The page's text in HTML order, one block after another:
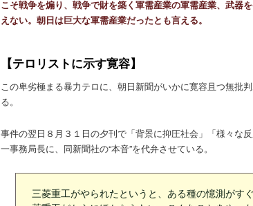
こそ戦争を煽り、戦争で財を築く軍需産業の軍需産業、武器
えない。朝日は巨大な軍需産業だったとも言える。
【テロリストに示す寛容】
この卑劣極まる暴力テロに、朝日新聞がいかに寛容且つ無批
る。
事件の翌日８月３１日の夕刊で「背景に抑圧社会」「様々な
一事務局長に、同新聞社の“本音”を代弁させている。
三菱重工がやられたというと、ある種の憶測がす